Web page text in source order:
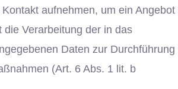
aufnehmen, um ein Angebot
die Verarbeitung der in das
Daten zur Durchführung
(Art. 6 Abs. 1 lit. b